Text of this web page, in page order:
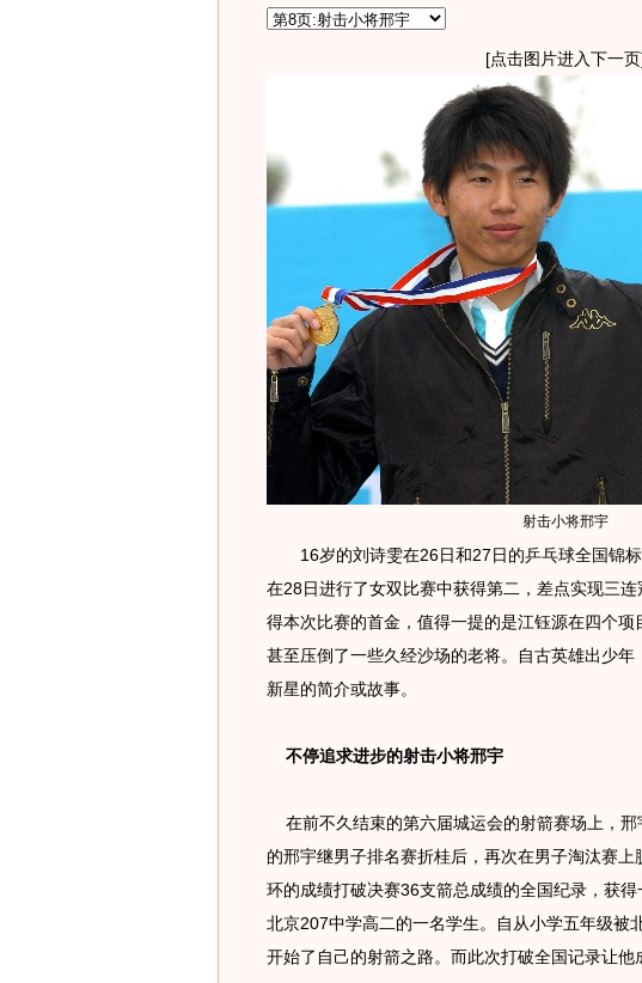
[点击图片进入下一
射击小将邢宇
16岁的刘诗雯在26日和27日的乒乓球全国锦标
在28日进行了女双比赛中获得第二，差点实现三
得本次比赛的首金，值得一提的是江钰源在四个
甚至压倒了一些久经沙场的老将。自古英雄出少
新星的简介或故事。
不停追求进步的射击小将邢宇
在前不久结束的第六届城运会的射箭赛场上，邢
的邢宇继男子排名赛折桂后，再次在男子淘汰赛
环的成绩打破决赛36支箭总成绩的全国纪录，获
北京207中学高二的一名学生。自从小学五年级被
开始了自己的射箭之路。而此次打破全国记录让他